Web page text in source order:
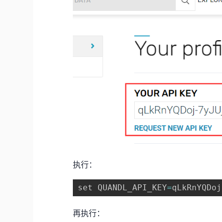
执行：
set QUANDL_API_KEY=qLkRnYQDoj
再执行：